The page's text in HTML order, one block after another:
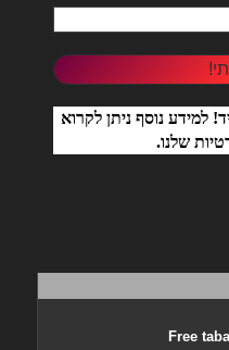
למידע נוסף ניתן לקרוא
שלנו.
Free